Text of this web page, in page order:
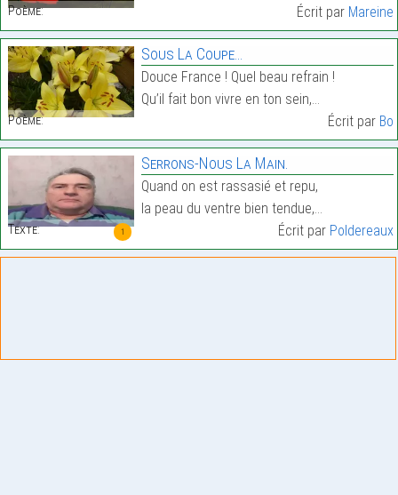
Poème:
Écrit par Mareine
Poème:
Sous La Coupe…
Douce France ! Quel beau refrain !
Qu’il fait bon vivre en ton sein,…
Écrit par Bo
1
Texte:
Serrons-Nous La Main.
Quand on est rassasié et repu,
la peau du ventre bien tendue,…
Écrit par Poldereaux